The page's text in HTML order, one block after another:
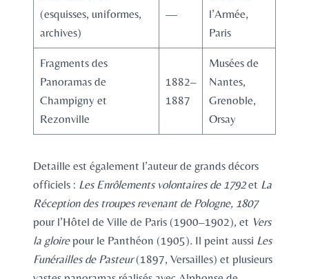
(esquisses, uniformes,
archives)
—
l’Armée,
Paris
Fragments des
Panoramas de
Champigny et
Rezonville
1882–
1887
Musées de
Nantes,
Grenoble,
Orsay
Detaille est également l’auteur de grands décors
officiels : Les Enrôlements volontaires de 1792et La
Réception des troupes revenant de Pologne, 1807
pour l’Hôtel de Ville de Paris (1900–1902), et Vers
la gloirepour le Panthéon (1905). Il peint aussi Les
Funérailles de Pasteur(1897, Versailles) et plusieurs